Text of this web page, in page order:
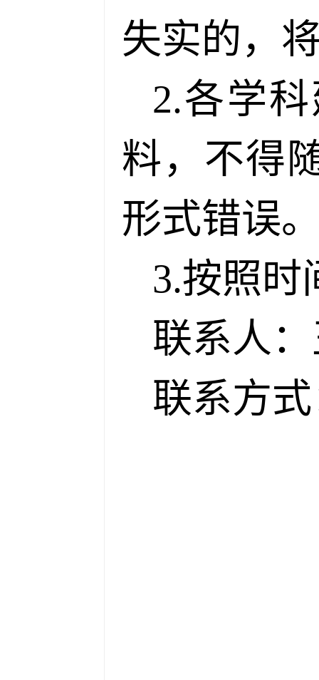
失实的，
2.各学
料，不得
形式错误
3.按照时
联系人
联系方式